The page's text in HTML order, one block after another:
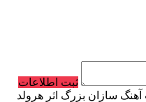
ثبت اطلاعات
سازان بزرگ اثر هرولد